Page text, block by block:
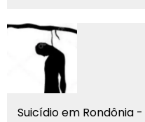
Suicídio em Rondônia